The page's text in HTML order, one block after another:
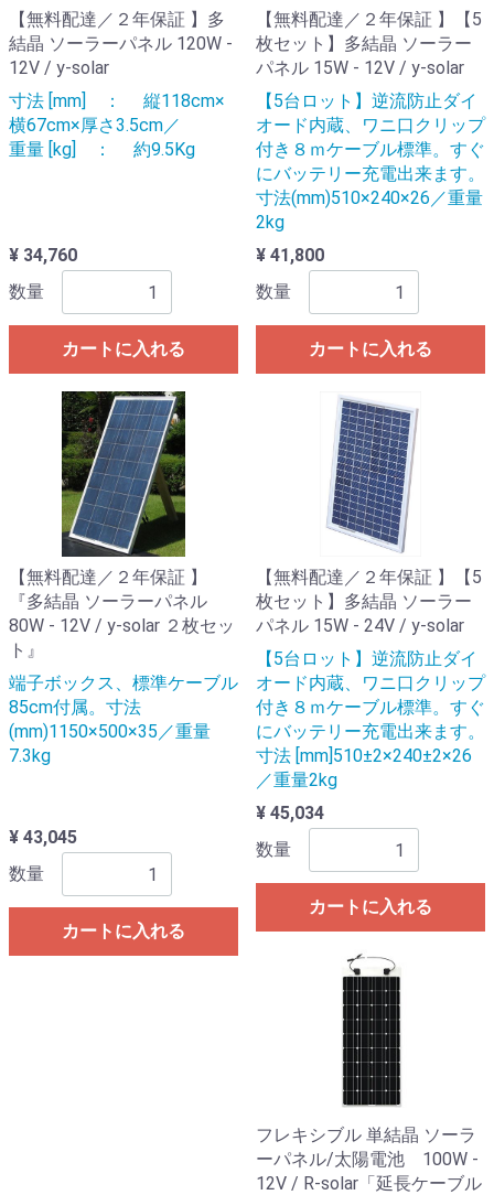
【無料配達／２年保証 】多
結晶 ソーラーパネル 120W -
12V / y-solar
寸法 [mm] ： 縦118cm×
横67cm×厚さ3.5cm／
重量 [kg] ： 約9.5Kg
¥ 34,760
数量
カートに入れる
【無料配達／２年保証 】【5
枚セット】多結晶 ソーラー
パネル 15W - 12V / y-solar
【5台ロット】逆流防止ダイ
オード内蔵、ワニ口クリップ
付き８ｍケーブル標準。すぐ
にバッテリー充電出来ます。
寸法(mm)510×240×26／重量
2kg
¥ 41,800
数量
カートに入れる
【無料配達／２年保証 】
『多結晶 ソーラーパネル
80W - 12V / y-solar ２枚セッ
ト』
端子ボックス、標準ケーブル
85cm付属。寸法
(mm)1150×500×35／重量
7.3kg
¥ 43,045
数量
カートに入れる
【無料配達／２年保証 】【5
枚セット】多結晶 ソーラー
パネル 15W - 24V / y-solar
【5台ロット】逆流防止ダイ
オード内蔵、ワニ口クリップ
付き８ｍケーブル標準。すぐ
にバッテリー充電出来ます。
寸法 [mm]510±2×240±2×26
／重量2kg
¥ 45,034
数量
カートに入れる
フレキシブル 単結晶 ソーラ
ーパネル/太陽電池 100W -
12V / R-solar「延長ケーブル